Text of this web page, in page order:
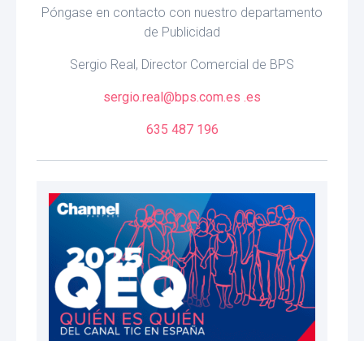
Póngase en contacto con nuestro departamento
de Publicidad
Sergio Real, Director Comercial de BPS
sergio.real@bps.com.es .es
635 487 196